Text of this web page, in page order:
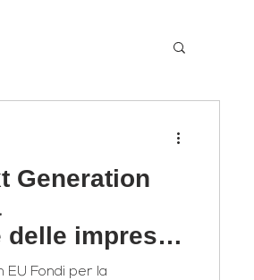
Generation
delle imprese
eCommerce
EU Fondi per la